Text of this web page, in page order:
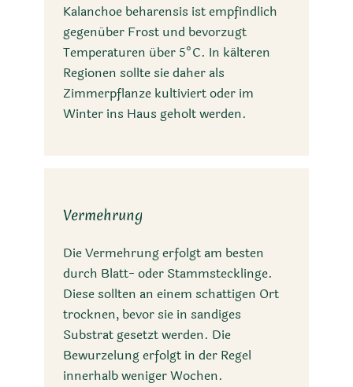
Kalanchoe beharensis ist empfindlich
gegenüber Frost und bevorzugt
Temperaturen über 5°C. In kälteren
Regionen sollte sie daher als
Zimmerpflanze kultiviert oder im
Winter ins Haus geholt werden.
Vermehrung
Die Vermehrung erfolgt am besten
durch Blatt- oder Stammstecklinge.
Diese sollten an einem schattigen Ort
trocknen, bevor sie in sandiges
Substrat gesetzt werden. Die
Bewurzelung erfolgt in der Regel
innerhalb weniger Wochen.